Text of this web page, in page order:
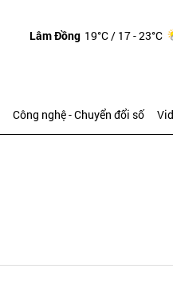
Lâm Đồng 19°C/ 17 - 23°C
Công nghệ - Chuyển đổi số